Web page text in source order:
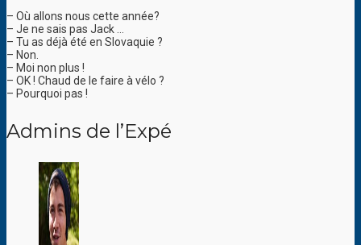
– Où allons nous cette année?
– Je ne sais pas Jack …
– Tu as déjà été en Slovaquie ?
– Non.
– Moi non plus !
– OK ! Chaud de le faire à vélo ?
– Pourquoi pas !
Admins de l’Expé